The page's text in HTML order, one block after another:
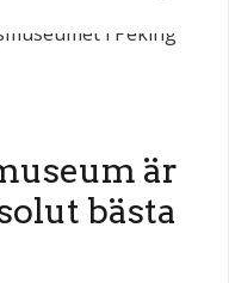
är
bästa